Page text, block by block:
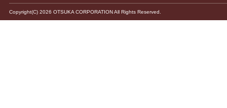
Copyright(C) 2026 OTSUKA CORPORATION All Rights Reserved.